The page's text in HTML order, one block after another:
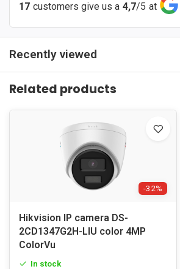
17 customers give us a 4,7/5 at
Recently viewed
Related products
-32%
Hikvision IP camera DS-
2CD1347G2H-LIU color 4MP
ColorVu
In stock